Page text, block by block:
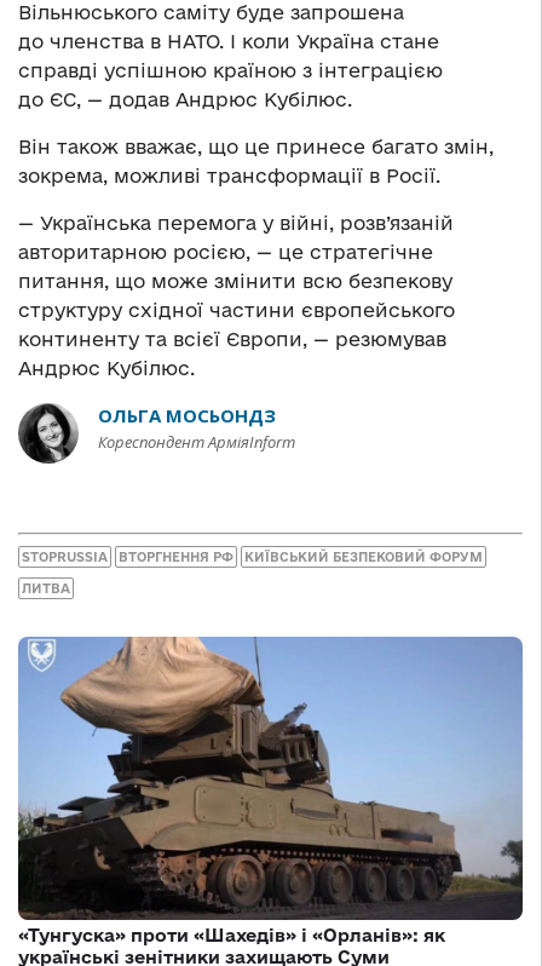
Вільнюського саміту буде запрошена
до членства в НАТО. І коли Україна стане
справді успішною країною з інтеграцією
до ЄС, — додав Андрюс Кубілюс.
Він також вважає, що це принесе багато змін,
зокрема, можливі трансформації в Росії.
— Українська перемога у війні, розв’язаній
авторитарною росією, — це стратегічне
питання, що може змінити всю безпекову
структуру східної частини європейського
континенту та всієї Європи, — резюмував
Андрюс Кубілюс.
ОЛЬГА МОСЬОНДЗ
Кореспондент АрміяInform
STOPRUSSIA ВТОРГНЕННЯ РФ КИЇВСЬКИЙ БЕЗПЕКОВИЙ ФОРУМ
ЛИТВА
«Тунгуска» проти «Шахедів» і «Орланів»: як
українські зенітники захищають Суми